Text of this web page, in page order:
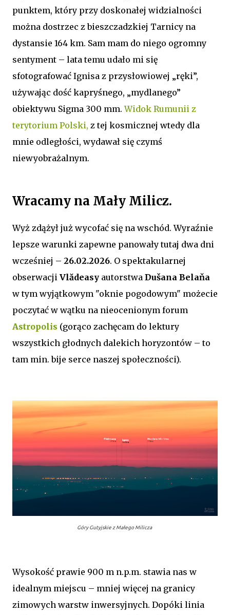
punktem, który przy doskonałej widzialności
można dostrzec z bieszczadzkiej Tarnicy na
dystansie 164 km. Sam mam do niego ogromny
sentyment – lata temu udało mi się
sfotografować Ignisa z przysłowiowej „ręki”,
używając dość kapryśnego, „mydlanego”
obiektywu Sigma 300 mm.Widok Rumunii z
terytorium Polski, z tej kosmicznej wtedy dla
mnie odległości, wydawał się czymś
niewyobrażalnym.
Wracamy na Mały Milicz.
Wyż zdążył już wycofać się na wschód. Wyraźnie
lepsze warunki zapewne panowały tutaj dwa dni
wcześniej – 26.02.2026. O spektakularnej
obserwacji Vlădeasy autorstwa Dušana Belaňa
w tym wyjątkowym "oknie pogodowym" możecie
poczytać w wątku na nieocenionym forum
Astropolis (gorąco zachęcam do lektury
wszystkich głodnych dalekich horyzontów – to
tam min. bije serce naszej społeczności).
Góry Gutyjskie z Małego Milicza
Wysokość prawie 900 m n.p.m. stawia nas w
idealnym miejscu – mniej więcej na granicy
zimowych warstw inwersyjnych. Dopóki linia